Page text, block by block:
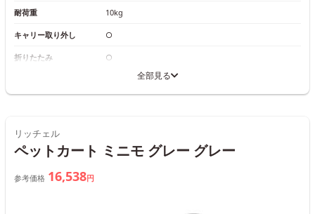
耐荷重 10kg
キャリー取り外し ○
折りたたみ ○
全部見る
リッチェル
ペットカート ミニモ グレー グレー
参考価格 16,538円